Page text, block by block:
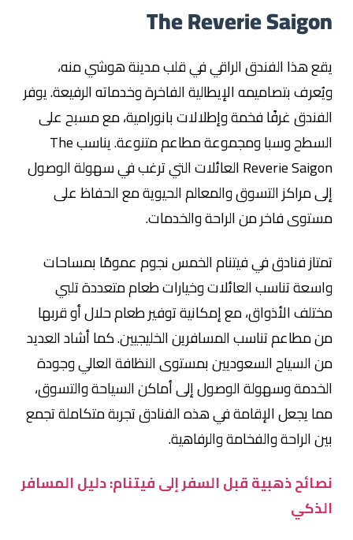
The Reverie Saigon
يقع هذا الفندق الراقي في قلب مدينة هوشي منه،
ويُعرف بتصاميمه الإيطالية الفاخرة وخدماته الرفيعة. يوفر
الفندق غرفًا فخمة وإطلالات بانورامية، مع مسبح على
السطح وسبا ومجموعة مطاعم متنوعة. يناسب The
Reverie Saigon العائلات التي ترغب في سهولة الوصول
إلى مراكز التسوق والمعالم الحيوية مع الحفاظ على
مستوى فاخر من الراحة والخدمات.
تمتاز فنادق في فيتنام الخمس نجوم عمومًا بمساحات
واسعة تناسب العائلات وخيارات طعام متعددة تلبي
مختلف الأذواق، مع إمكانية توفير طعام حلال أو قربها
من مطاعم تناسب المسافرين الخليجيين. كما أشاد العديد
من السياح السعوديين بمستوى النظافة العالي وجودة
الخدمة وسهولة الوصول إلى أماكن السياحة والتسوق،
مما يجعل الإقامة في هذه الفنادق تجربة متكاملة تجمع
بين الراحة والفخامة والرفاهية.
نصائح ذهبية قبل السفر إلى فيتنام: دليل المسافر
الذكي